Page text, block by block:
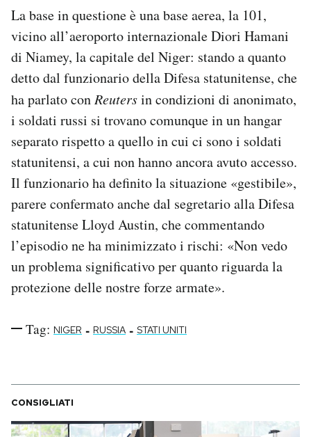
La base in questione è una base aerea, la 101,
vicino all’aeroporto internazionale Diori Hamani
di Niamey, la capitale del Niger: stando a quanto
detto dal funzionario della Difesa statunitense, che
ha parlato con Reutersin condizioni di anonimato,
i soldati russi si trovano comunque in un hangar
separato rispetto a quello in cui ci sono i soldati
statunitensi, a cui non hanno ancora avuto accesso.
Il funzionario ha definito la situazione «gestibile»,
parere confermato anche dal segretario alla Difesa
statunitense Lloyd Austin, che commentando
l’episodio ne ha minimizzato i rischi: «Non vedo
un problema significativo per quanto riguarda la
protezione delle nostre forze armate».
Tag: NIGER - RUSSIA - STATI UNITI
CONSIGLIATI